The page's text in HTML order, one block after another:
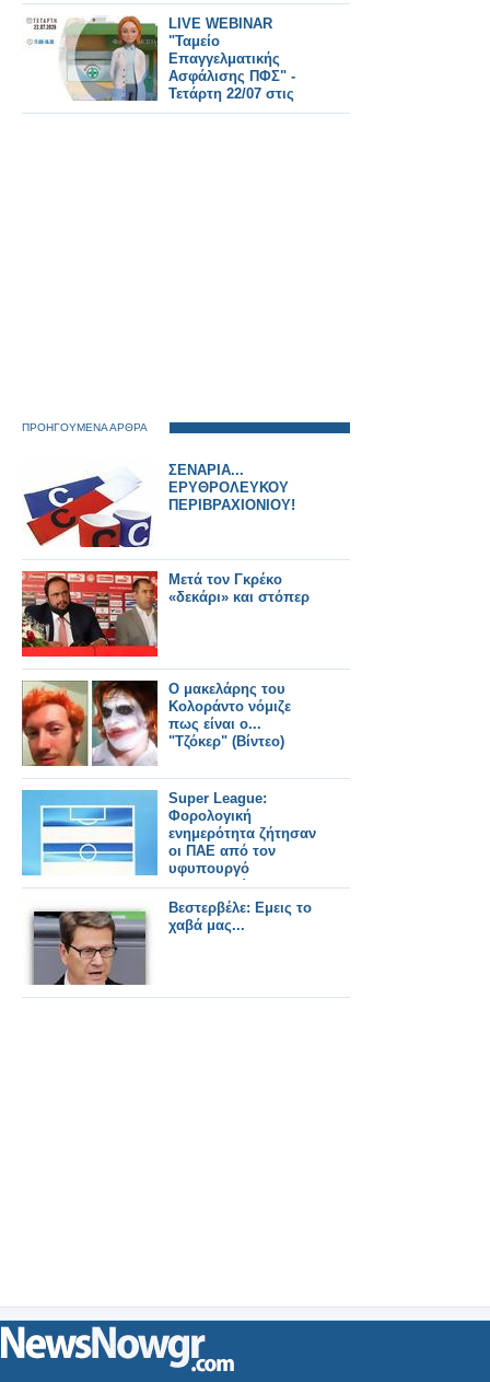
στέγη; - Όλο το
ρεπορτάζ
LIVE WEBINAR
"Ταμείο
Επαγγελματικής
Ασφάλισης ΠΦΣ" -
Τετάρτη 22/07 στις
17:00
ΠΡΟΗΓΟΥΜΕΝΑ ΑΡΘΡΑ
ΣΕΝΑΡΙΑ...
ΕΡΥΘΡΟΛΕΥΚΟΥ
ΠΕΡΙΒΡΑΧΙΟΝΙΟΥ!
Μετά τον Γκρέκο
«δεκάρι» και στόπερ
Ο μακελάρης του
Κολοράντο νόμιζε
πως είναι ο...
"Τζόκερ" (Βίντεο)
Super League:
Φορολογική
ενημερότητα ζήτησαν
οι ΠΑΕ από τον
υφυπουργό
Οικονομικών
Βεστερβέλε: Εμεις το
χαβά μας...